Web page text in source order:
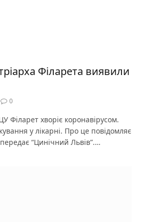
Філарета виявили
0
Філарет хворіє коронавірусом.
у лікарні. Про це повідомляє
“Цинічний Львів”.…